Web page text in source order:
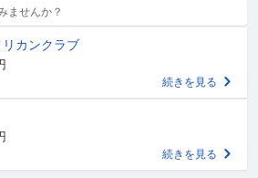
政難で、経営は非常に厳しい状態で
なぜ労働契約書を出さないのです
「財団を創設してからこの10年間
」と回答されました。
問を感じながらも仕事をしていた
ってきました。労働契約書には、残
にあるので一番近い人でも最低15
を記載しなければならないですか
ませんか？
カンクラブ
続きを見る
続きを見る